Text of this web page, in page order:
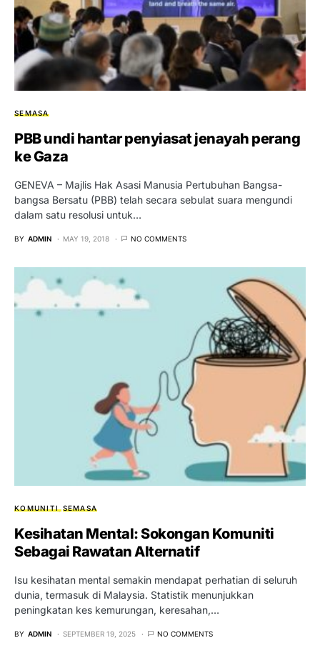
SEMASA
PBB undi hantar penyiasat jenayah perang
ke Gaza
GENEVA – Majlis Hak Asasi Manusia Pertubuhan Bangsa-
bangsa Bersatu (PBB) telah secara sebulat suara mengundi
dalam satu resolusi untuk…
BY ADMIN MAY 19, 2018 NO COMMENTS
KOMUNITI SEMASA
Kesihatan Mental: Sokongan Komuniti
Sebagai Rawatan Alternatif
Isu kesihatan mental semakin mendapat perhatian di seluruh
dunia, termasuk di Malaysia. Statistik menunjukkan
peningkatan kes kemurungan, keresahan,…
BY ADMIN SEPTEMBER 19, 2025 NO COMMENTS